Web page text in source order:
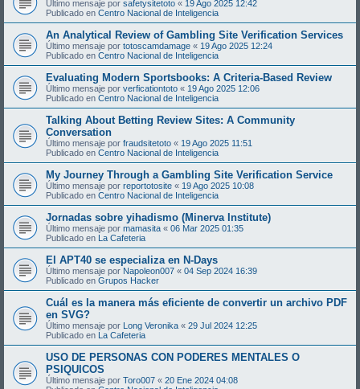
Último mensaje por safetysitetoto « 19 Ago 2025 12:42
Publicado en Centro Nacional de Inteligencia
An Analytical Review of Gambling Site Verification Services
Último mensaje por totoscamdamage « 19 Ago 2025 12:24
Publicado en Centro Nacional de Inteligencia
Evaluating Modern Sportsbooks: A Criteria-Based Review
Último mensaje por verficationtoto « 19 Ago 2025 12:06
Publicado en Centro Nacional de Inteligencia
Talking About Betting Review Sites: A Community
Conversation
Último mensaje por fraudsitetoto « 19 Ago 2025 11:51
Publicado en Centro Nacional de Inteligencia
My Journey Through a Gambling Site Verification Service
Último mensaje por reportotosite « 19 Ago 2025 10:08
Publicado en Centro Nacional de Inteligencia
Jornadas sobre yihadismo (Minerva Institute)
Último mensaje por mamasita « 06 Mar 2025 01:35
Publicado en La Cafeteria
El APT40 se especializa en N-Days
Último mensaje por Napoleon007 « 04 Sep 2024 16:39
Publicado en Grupos Hacker
Cuál es la manera más eficiente de convertir un archivo PDF
en SVG?
Último mensaje por Long Veronika « 29 Jul 2024 12:25
Publicado en La Cafeteria
USO DE PERSONAS CON PODERES MENTALES O
PSIQUICOS
Último mensaje por Toro007 « 20 Ene 2024 04:08